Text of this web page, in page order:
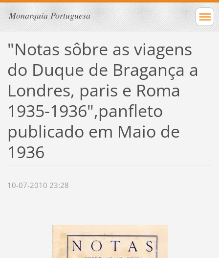
Monarquia Portuguesa
"Notas sôbre as viagens
do Duque de Bragança a
Londres, paris e Roma
1935-1936",panfleto
publicado em Maio de
1936
10-07-2010 23:28